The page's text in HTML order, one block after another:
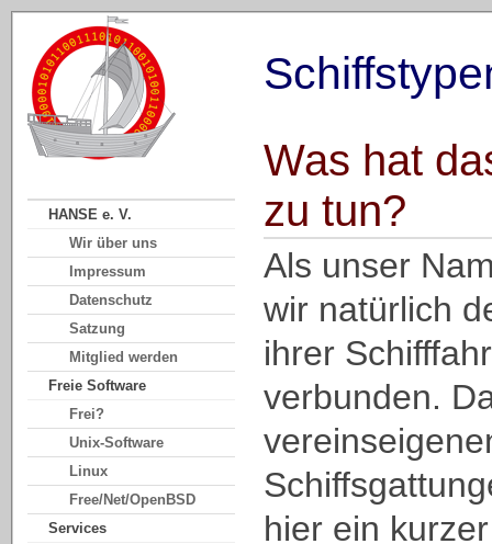
HANSE e. V.
Wir über uns
Impressum
Datenschutz
Satzung
Mitglied werden
Freie Software
Frei?
Unix-Software
Linux
Free/Net/OpenBSD
Services
Was hat
zu tun?
Als unser
wir natürlich
ihrer
verbunden.
hier ein